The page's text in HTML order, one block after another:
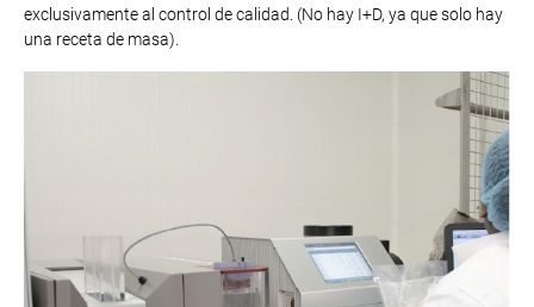
exclusivamente al control de calidad. (No hay I+D, ya que solo hay
una receta de masa).